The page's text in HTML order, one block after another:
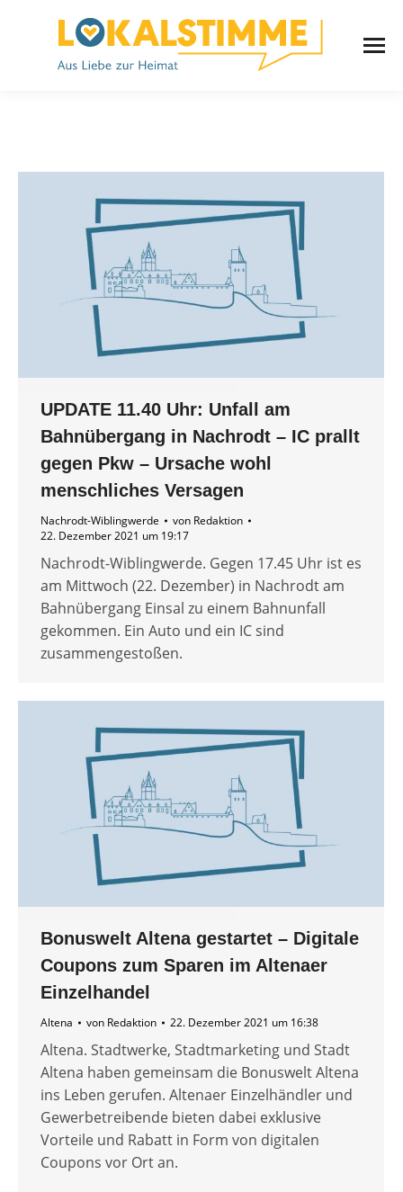
UPDATE 11.40 Uhr: Unfall am
Bahnübergang in Nachrodt – IC prallt
gegen Pkw – Ursache wohl
menschliches Versagen
Nachrodt-Wiblingwerde von Redaktion
22. Dezember 2021 um 19:17
Nachrodt-Wiblingwerde. Gegen 17.45 Uhr ist es
am Mittwoch (22. Dezember) in Nachrodt am
Bahnübergang Einsal zu einem Bahnunfall
gekommen. Ein Auto und ein IC sind
zusammengestoßen.
Bonuswelt Altena gestartet – Digitale
Coupons zum Sparen im Altenaer
Einzelhandel
Altena von Redaktion 22. Dezember 2021 um 16:38
Altena. Stadtwerke, Stadtmarketing und Stadt
Altena haben gemeinsam die Bonuswelt Altena
ins Leben gerufen. Altenaer Einzelhändler und
Gewerbetreibende bieten dabei exklusive
Vorteile und Rabatt in Form von digitalen
Coupons vor Ort an.